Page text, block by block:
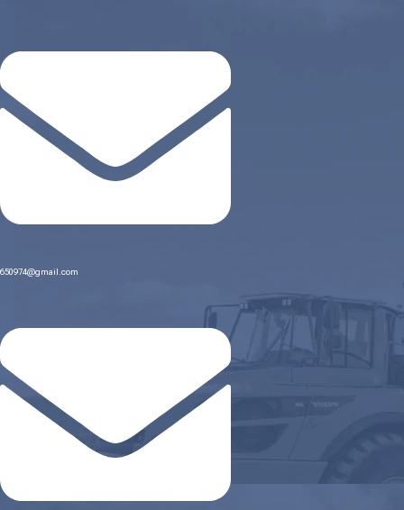
650974@gmail.com